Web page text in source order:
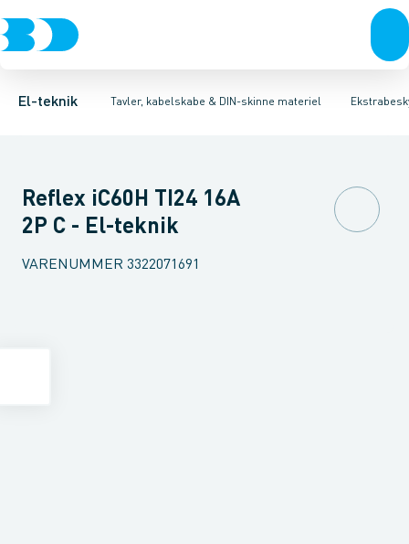
El-teknik Tavler, kabelskabe & DIN-skinne materiel
Afbrydere, stikkontakter & lampeudtagForgreningsmateriel
Tavler, kapsling og rackskabe Fordelings-/byggepladstavler
KombiafbryderFejlstrømsmodulNeozed D0 sikringselement
Reflex iC60H TI24 16A
2P C - El-teknik
VARENUMMER 3322071691